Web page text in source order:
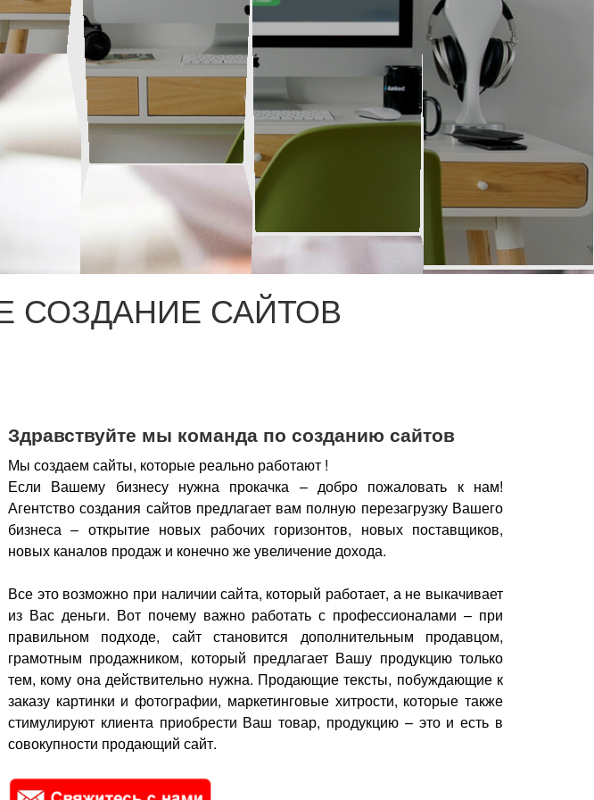
СОЗДАНИЕ САЙТОВ
Здравствуйте мы команда по созданию сайтов
Мы создаем сайты, которые реально работают !
Если Вашему бизнесу нужна прокачка – добро пожаловать к нам!
Агентство создания сайтов предлагает вам полную перезагрузку Вашего
бизнеса – открытие новых рабочих горизонтов, новых поставщиков,
новых каналов продаж и конечно же увеличение дохода.
Все это возможно при наличии сайта, который работает, а не выкачивает
из Вас деньги. Вот почему важно работать с профессионалами – при
правильном подходе, сайт становится дополнительным продавцом,
грамотным продажником, который предлагает Вашу продукцию только
тем, кому она действительно нужна. Продающие тексты, побуждающие к
заказу картинки и фотографии, маркетинговые хитрости, которые также
стимулируют клиента приобрести Ваш товар, продукцию – это и есть в
совокупности продающий сайт.